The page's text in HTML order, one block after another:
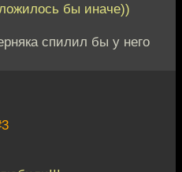
бы иначе))
спилил бы у него